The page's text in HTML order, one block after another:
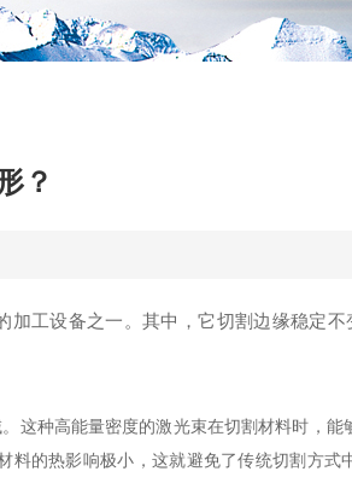
？
工设备之一。其中，它切割边缘稳定不
种高能量密度的激光束在切割材料时，能
的热影响极小，这就避免了传统切割方式